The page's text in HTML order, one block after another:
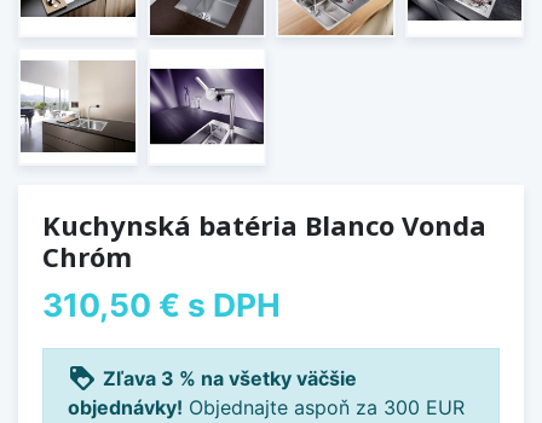
Kuchynská batéria Blanco Vonda
Chróm
310,50 € s DPH
loyalty Zľava 3 % na všetky väčšie
objednávky! Objednajte aspoň za 300 EUR